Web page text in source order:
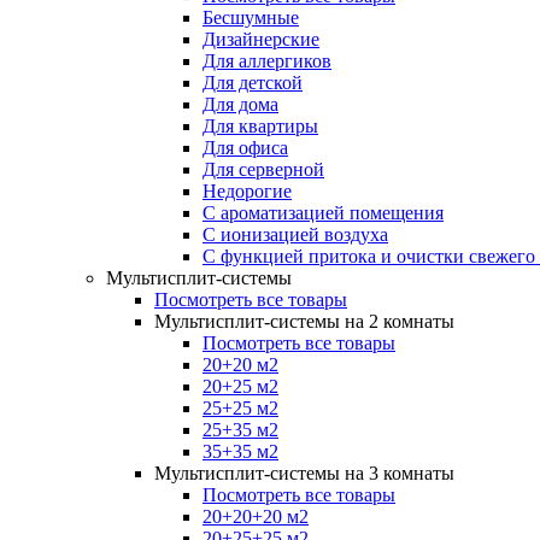
Бесшумные
Дизайнерские
Для аллергиков
Для детской
Для дома
Для квартиры
Для офиса
Для серверной
Недорогие
С ароматизацией помещения
С ионизацией воздуха
С функцией притока и очистки свежего
Мультисплит-системы
Посмотреть все товары
Мультисплит-системы на 2 комнаты
Посмотреть все товары
20+20 м2
20+25 м2
25+25 м2
25+35 м2
35+35 м2
Мультисплит-системы на 3 комнаты
Посмотреть все товары
20+20+20 м2